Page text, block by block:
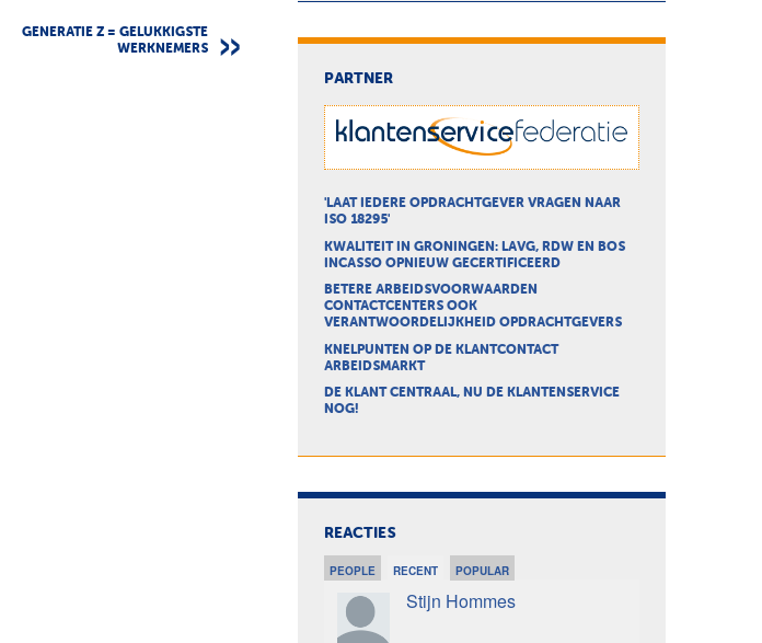
GENERATIE Z = GELUKKIGSTE
WERKNEMERS
PARTNER
'LAAT IEDERE OPDRACHTGEVER VRAGEN NAAR
ISO 18295'
KWALITEIT IN GRONINGEN: LAVG, RDW EN BOS
INCASSO OPNIEUW GECERTIFICEERD
BETERE ARBEIDSVOORWAARDEN
CONTACTCENTERS OOK
VERANTWOORDELIJKHEID OPDRACHTGEVERS
KNELPUNTEN OP DE KLANTCONTACT
ARBEIDSMARKT
DE KLANT CENTRAAL, NU DE KLANTENSERVICE
NOG!
REACTIES
PEOPLE RECENT POPULAR
Stijn Hommes